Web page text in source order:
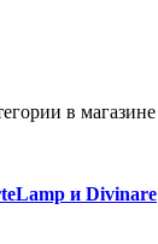
в магазине
и Divinare